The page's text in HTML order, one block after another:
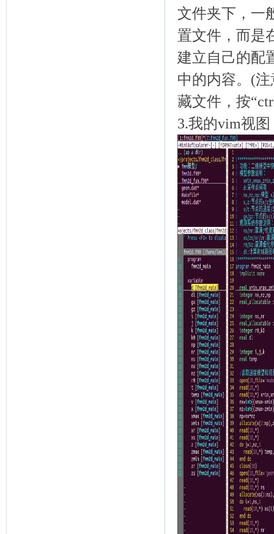
文件夹下，一
置文件，而是
建立自己的配
中的内容。(注
藏文件，按
3.我的vim视图